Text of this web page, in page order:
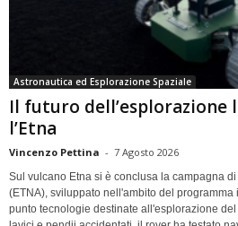
Astronautica ed Esplorazione Spaziale
Il futuro dell’esplorazione
l’Etna
Vincenzo Pettina - 7 Agosto 2026
Sul vulcano Etna si è conclusa la campagna
(ETNA), sviluppato nell'ambito del programma
punto tecnologie destinate all'esplorazione